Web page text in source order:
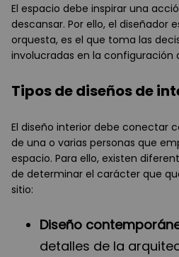
El espacio debe inspirar una
descansar. Por ello, el diseñador
orquesta, es el que toma las
involucradas en la configuración
Tipos de diseños de
El diseño interior debe conectar
de una o varias personas que
espacio. Para ello, existen
de determinar el carácter que
sitio:
Diseño
detalles de la